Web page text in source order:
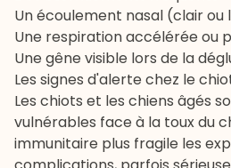
Un écoulement nasal (clair
Une respiration accélérée ou
Une gêne visible lors de la
Les signes d'alerte chez le
Les chiots et les chiens âgés
vulnérables face à la toux du
immunitaire plus fragile les